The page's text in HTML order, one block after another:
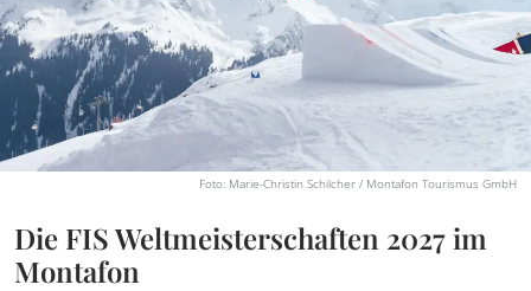
Foto: Marie-Christin Schilcher / Montafon Tourismus GmbH
Die FIS Weltmeisterschaften 2027 im
Montafon